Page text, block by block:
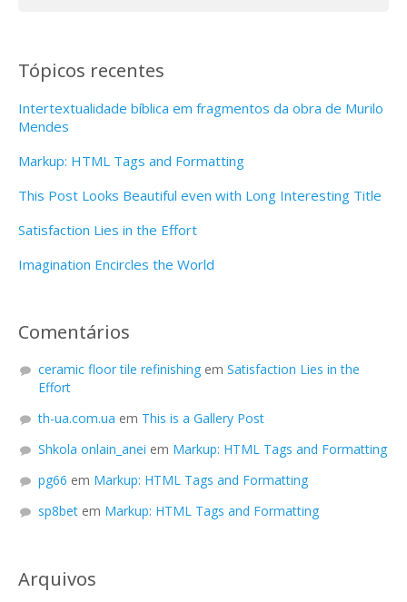
Tópicos recentes
Intertextualidade bíblica em fragmentos da obra de Murilo
Mendes
Markup: HTML Tags and Formatting
This Post Looks Beautiful even with Long Interesting Title
Satisfaction Lies in the Effort
Imagination Encircles the World
Comentários
ceramic floor tile refinishing em Satisfaction Lies in the
Effort
th-ua.com.ua em This is a Gallery Post
Shkola onlain_anei em Markup: HTML Tags and Formatting
pg66 em Markup: HTML Tags and Formatting
sp8bet em Markup: HTML Tags and Formatting
Arquivos